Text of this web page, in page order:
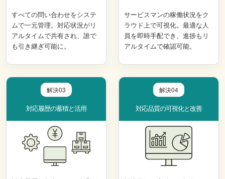
すべての問い合わせをシステ
ムで一元管理。対応状況がリ
アルタイムで共有され、誰で
も引き継ぎ可能に。
サービスマンの稼働状況をク
ラウド上で可視化。最適な人
員を即時手配でき、進捗もリ
アルタイムで確認可能。
解決03
対応履歴の蓄積と活用
解決04
対応品質の可視化と改善